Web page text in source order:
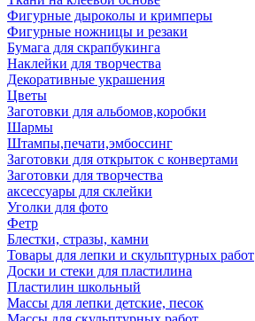
Фигурные дыроколы и кримперы
Фигурные ножницы и резаки
Бумага для скрапбукинга
Наклейки для творчества
Декоративные украшения
Цветы
Заготовки для альбомов,коробки
Шармы
Штампы,печати,эмбоссинг
Заготовки для открыток с конвертами
Заготовки для творчества
аксессуары для склейки
Уголки для фото
Фетр
Блестки, стразы, камни
Товары для лепки и скульптурных работ
Доски и стеки для пластилина
Пластилин школьный
Массы для лепки детские, песок